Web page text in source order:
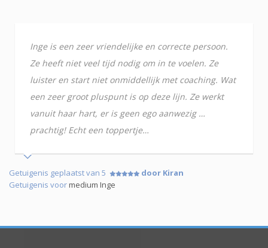
Inge is een zeer vriendelijke en correcte persoon.
Ze heeft niet veel tijd nodig om in te voelen. Ze
luister en start niet onmiddellijk met coaching. Wat
een zeer groot pluspunt is op deze lijn. Ze werkt
vanuit haar hart, er is geen ego aanwezig …
prachtig! Echt een toppertje…
Getuigenis geplaatst van 5
door Kiran
Getuigenis voormedium Inge